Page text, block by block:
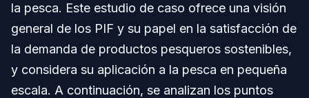
la pesca. Este estudio de caso ofrece una visión
general de los PIF y su papel en la satisfacción de
la demanda de productos pesqueros sostenibles,
y considera su aplicación a la pesca en pequeña
escala. A continuación, se analizan los puntos